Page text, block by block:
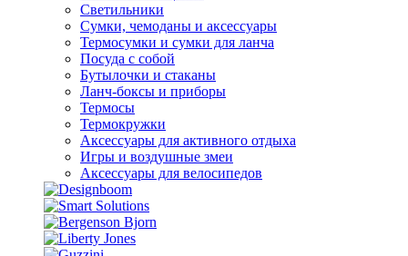
Светильники
Сумки, чемоданы и аксессуары
Термосумки и сумки для ланча
Посуда с собой
Бутылочки и стаканы
Ланч-боксы и приборы
Термосы
Термокружки
Аксессуары для активного отдыха
Игры и воздушные змеи
Аксессуары для велосипедов